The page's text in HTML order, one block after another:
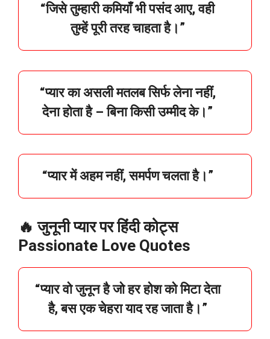
“जिसेतुम्हारीकमियाँभीपसंदआए,वही
तुम्हेंपूरीतरहचाहताहै।”
“प्यारकाअसलीमतलबसिर्फलेनानहीं,
देनाहोताहै –बिनाकिसीउम्मीदके।”
“प्यारमेंअहमनहीं,समर्पणचलताहै।”
🔥 जुनूनी प्यार पर हिंदी कोट्स
Passionate Love Quotes
“प्यारवोजुनूनहैजोहरहोशकोमिटादेता
है,बसएकचेहरायादरहजाताहै।”